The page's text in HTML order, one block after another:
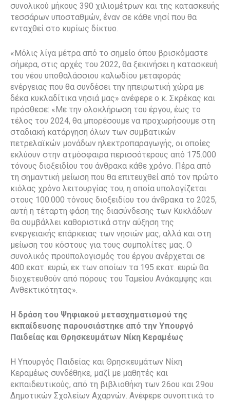
συνολικού μήκους 390 χιλιομέτρων και της κατασκευής
τεσσάρων υποσταθμών, έναν σε κάθε νησί που θα
ενταχθεί στο κυρίως δίκτυο.
«Μόλις λίγα μέτρα από το σημείο όπου βρισκόμαστε
σήμερα, στις αρχές του 2022, θα ξεκινήσει η κατασκευή
του νέου υποθαλάσσιου καλωδίου μεταφοράς
ενέργειας που θα συνδέσει την ηπειρωτική χώρα με
δέκα κυκλαδίτικα νησιά μας» ανέφερε ο κ. Σκρέκας και
πρόσθεσε: «Με την ολοκλήρωση του έργου, έως το
τέλος του 2024, θα μπορέσουμε να προχωρήσουμε στη
σταδιακή κατάργηση όλων των συμβατικών
πετρελαϊκών μονάδων ηλεκτροπαραγωγής, οι οποίες
εκλύουν στην ατμόσφαιρα περισσότερους από 175.000
τόνους διοξειδίου του άνθρακα κάθε χρόνο. Πέρα από
τη σημαντική μείωση που θα επιτευχθεί από τον πρώτο
κιόλας χρόνο λειτουργίας του, η οποία υπολογίζεται
στους 100.000 τόνους διοξειδίου του άνθρακα το 2025,
αυτή η τέταρτη φάση της διασύνδεσης των Κυκλάδων
θα συμβάλλει καθοριστικά στην αύξηση της
ενεργειακής επάρκειας των νησιών μας, αλλά και στη
μείωση του κόστους για τους συμπολίτες μας. Ο
συνολικός προϋπολογισμός του έργου ανέρχεται σε
400 εκατ. ευρώ, εκ των οποίων τα 195 εκατ. ευρώ θα
διοχετευθούν από πόρους του Ταμείου Ανάκαμψης και
Ανθεκτικότητας».
Η δράση του Ψηφιακού μετασχηματισμού της
εκπαίδευσης παρουσιάστηκε από την Υπουργό
Παιδείας και Θρησκευμάτων Νίκη Κεραμέως
Η Υπουργός Παιδείας και Θρησκευμάτων Νίκη
Κεραμέως συνδέθηκε, μαζί με μαθητές και
εκπαιδευτικούς, από τη βιβλιοθήκη των 26ου και 29ου
Δημοτικών Σχολείων Αχαρνών. Ανέφερε συνοπτικά το